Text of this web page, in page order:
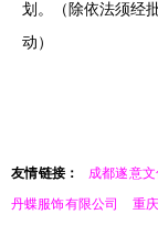
划。（除依法须经
动）
友情链接： 成都遂意
丹蝶服饰有限公司
重